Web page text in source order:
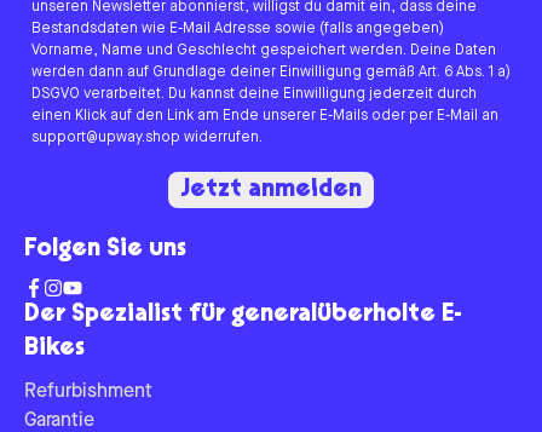
Der Spezialist für generalüberholte E-
Bikes
Refurbishment
Garantie
unseren Newsletter abonnierst, willigst du damit ein, dass deine
Bestandsdaten wie E-Mail Adresse sowie (falls angegeben)
Vorname, Name und Geschlecht gespeichert werden. Deine Daten
werden dann auf Grundlage deiner Einwilligung gemäß Art. 6 Abs. 1 a)
DSGVO verarbeitet. Du kannst deine Einwilligung jederzeit durch
einen Klick auf den Link am Ende unserer E-Mails oder per E-Mail an
support@upway.shop widerrufen.
Jetzt anmelden
Folgen Sie uns